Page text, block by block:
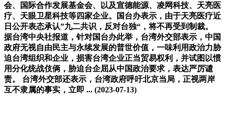
会、国际合作发展基金会、以及宣德能源、凌网科技、天亮医
疗、天眼卫星科技等四家企业。国台办表示，由于天亮医疗近
日公开表态承认”九二共识，反对台独“，将不再受到制裁。
据台湾中央社报道，针对国台办此举，台湾外交部表示，中国
政府无视自由民主与永续发展的普世价值，一味利用政治力胁
迫台湾组织和企业，损害台湾企业正当贸易权利，并试图以惯
用分化统战伎俩，胁迫台企屈从中国政治要求，表达严厉谴
责。 台湾外交部还表示，台湾政府呼吁北京当局，正视两岸
互不隶属的事实，立即 ... (2023-07-13)